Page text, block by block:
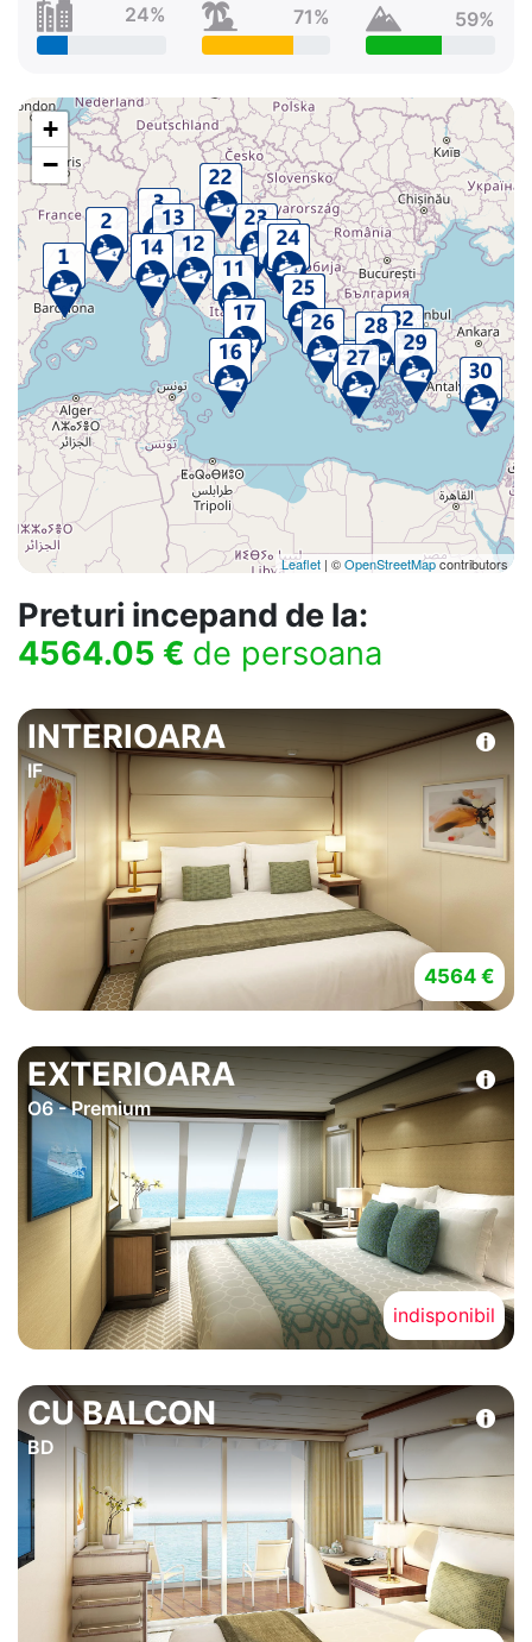
24%
71%
59%
+
−
Leaflet | ©OpenStreetMapcontributors
Preturi incepand de la:
4564.05 € de persoana
INTERIOARA
IF
4564 €
EXTERIOARA
O6 - Premium
indisponibil
CU BALCON
BD